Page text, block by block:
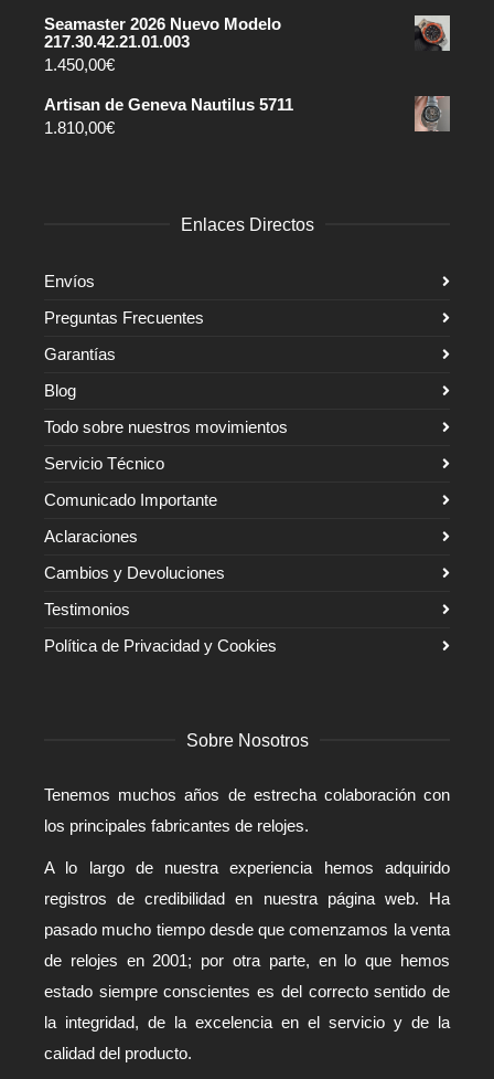
Seamaster 2026 Nuevo Modelo
217.30.42.21.01.003
1.450,00€
Artisan de Geneva Nautilus 5711
1.810,00€
Enlaces Directos
Envíos
Preguntas Frecuentes
Garantías
Blog
Todo sobre nuestros movimientos
Servicio Técnico
Comunicado Importante
Aclaraciones
Cambios y Devoluciones
Testimonios
Política de Privacidad y Cookies
Sobre Nosotros
Tenemos muchos años de estrecha colaboración con
los principales fabricantes de relojes.
A lo largo de nuestra experiencia hemos adquirido
registros de credibilidad en nuestra página web. Ha
pasado mucho tiempo desde que comenzamos la venta
de relojes en 2001; por otra parte, en lo que hemos
estado siempre conscientes es del correcto sentido de
la integridad, de la excelencia en el servicio y de la
calidad del producto.